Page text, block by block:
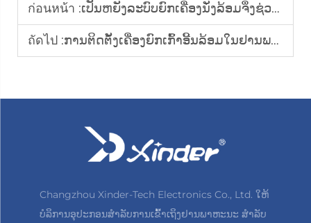
ก่อนหน้า :ເປັນຫຍັງລະບົບຍົກເຄື່ອງນັ່ງລ້ອມຈຶ່ງຊ່ວຍປັບປຸງການເຄື່ອນໄຫວຂອງບຸກຄົນທີ່ມີຄວາມບົກລົກດ້ານຮ່າງກາຍໃນລົດ?
ถัดไป :ການຕິດຕັ້ງເຄື່ອງຍົກເກົ້າອີ້ນລ້ອມໃນຢານພາຫະນະສາທາລະນະມີຂໍ້ດີຫຍັງບ້າງ?
Changzhou Xinder-Tech Electronics Co., Ltd. ໃຫ້
ບໍລິການອຸປະກອນສຳລັບການເຂົ້າເຖິງຢານພາຫະນະ ສຳລັບ